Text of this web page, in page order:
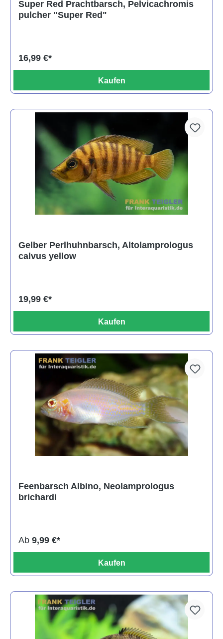
Super Red Prachtbarsch, Pelvicachromis
pulcher "Super Red"
16,99 €*
Kaufen
Gelber Perlhuhnbarsch, Altolamprologus
calvus yellow
19,99 €*
Kaufen
Feenbarsch Albino, Neolamprologus
brichardi
Ab 9,99 €*
Kaufen